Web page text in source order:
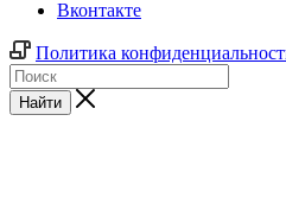
Вконтакте
Политика
Найти